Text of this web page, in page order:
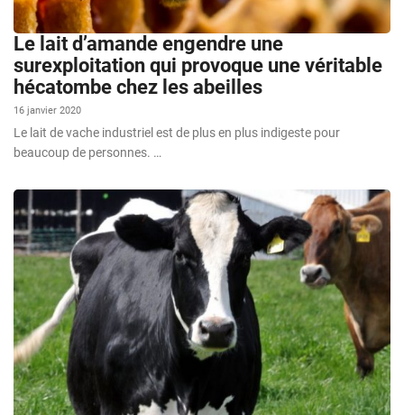
Le lait d’amande engendre une
surexploitation qui provoque une véritable
hécatombe chez les abeilles
16 janvier 2020
Le lait de vache industriel est de plus en plus indigeste pour
beaucoup de personnes. …